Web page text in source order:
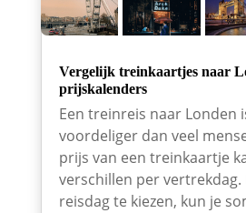
Vergelijk treinkaartjes naar
prijskalenders
Een treinreis naar Londen
voordeliger dan veel
prijs van een treinkaartje
verschillen per
reisdag te kiezen, kun je